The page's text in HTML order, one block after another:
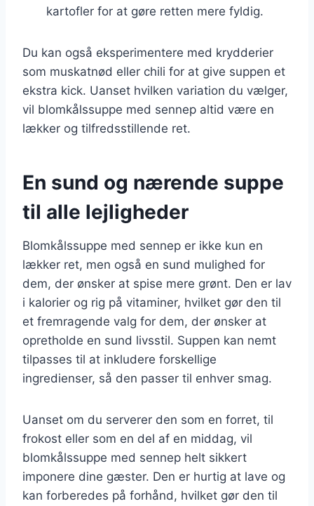
kartofler for at gøre retten mere fyldig.
Du kan også eksperimentere med krydderier
som muskatnød eller chili for at give suppen et
ekstra kick. Uanset hvilken variation du vælger,
vil blomkålssuppe med sennep altid være en
lækker og tilfredsstillende ret.
En sund og nærende suppe
til alle lejligheder
Blomkålssuppe med sennep er ikke kun en
lækker ret, men også en sund mulighed for
dem, der ønsker at spise mere grønt. Den er lav
i kalorier og rig på vitaminer, hvilket gør den til
et fremragende valg for dem, der ønsker at
opretholde en sund livsstil. Suppen kan nemt
tilpasses til at inkludere forskellige
ingredienser, så den passer til enhver smag.
Uanset om du serverer den som en forret, til
frokost eller som en del af en middag, vil
blomkålssuppe med sennep helt sikkert
imponere dine gæster. Den er hurtig at lave og
kan forberedes på forhånd, hvilket gør den til